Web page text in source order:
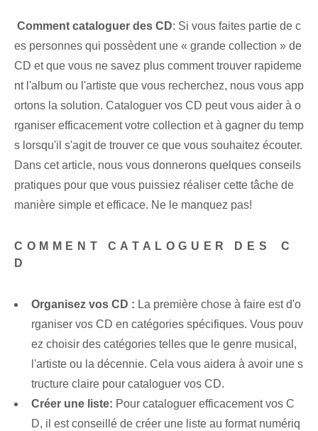
Comment cataloguer des CD:​ Si vous faites partie de c
es personnes qui possèdent une « grande collection » de
CD et que vous ne savez plus comment trouver rapideme
nt l'album ou l'artiste que vous recherchez, nous vous app
ortons la solution. Cataloguer vos CD peut vous aider à o
rganiser efficacement votre collection et à gagner du temp
s lorsqu'il s'agit de trouver ce que vous souhaitez écouter.
Dans cet article, nous vous donnerons quelques conseils
pratiques pour que vous puissiez réaliser cette tâche de
manière simple et efficace. Ne le manquez pas!
COMMENT CATALOGUER DES ⁣C
D
Organisez⁢ vos CD : La première chose à faire est d'o
rganiser vos CD en catégories spécifiques. ⁣Vous pouv
ez choisir des catégories telles que le genre musical,
l'artiste ou la décennie. Cela vous aidera à avoir une s
tructure claire pour cataloguer vos CD.
Créer une liste: Pour ‌cataloguer‍ efficacement vos C
D, il est conseillé de créer une liste au format numériq